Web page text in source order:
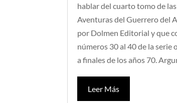
hablar del cuarto tomo de
Aventuras del Guerrero del
por Dolmen Editorial y que
números 30 al 40 de la serie
a finales de los años 70.
Leer Más